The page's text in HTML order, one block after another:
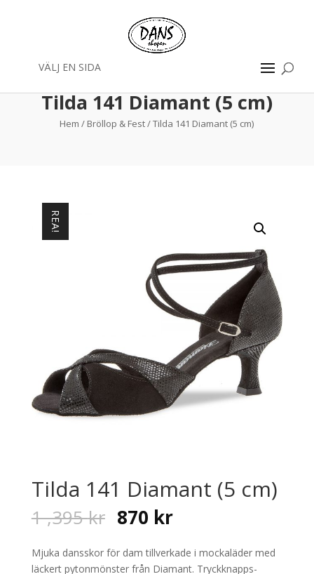
VÄLJ EN SIDA
Tilda 141 Diamant (5 cm)
Hem / Bröllop & Fest/ Tilda 141 Diamant (5 cm)
REA!
Tilda 141 Diamant (5 cm)
1 ,395kr Original
price
was:
1
870 krCurrent
is:
870 kr.
Mjuka dansskor för dam tillverkade i mockaläder med
läckert pytonmönster från Diamant. Tryckknapps-